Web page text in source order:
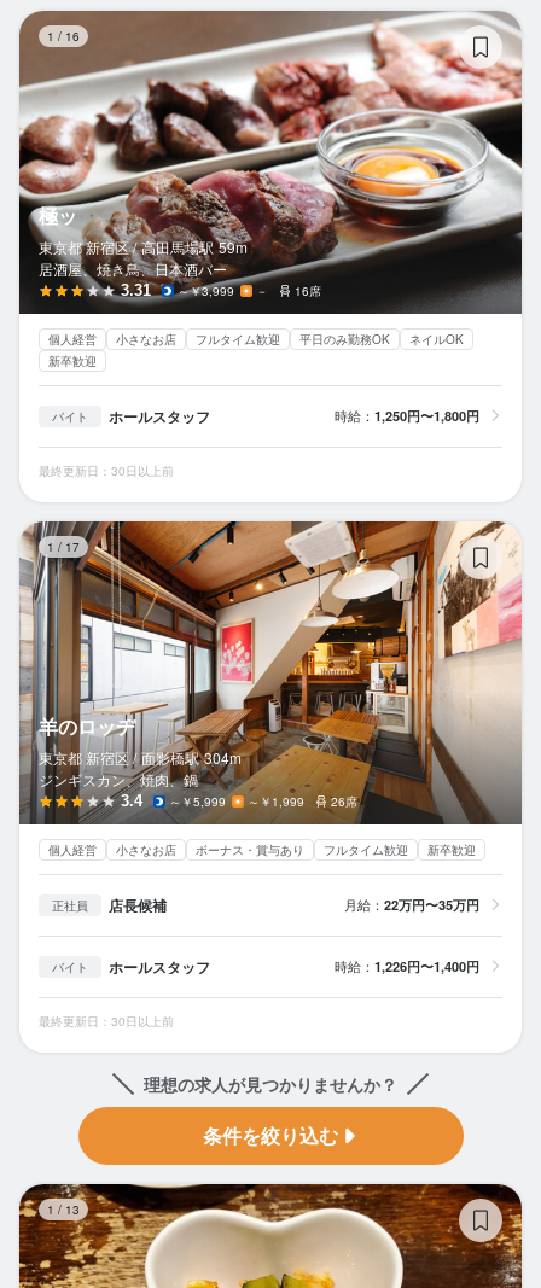
1 / 16
極ッ
東京都 新宿区 / 高田馬場駅 59m
居酒屋、焼き鳥、日本酒バー
3.31 ～￥3,999 － 16席
個人経営 小さなお店 フルタイム歓迎 平日のみ勤務OK
ネイルOK
新卒歓迎
バイト ホールスタッフ 時給： 1,250円〜1,800円
最終更新日：30日以上前
1 / 17
羊のロッヂ
東京都 新宿区 / 面影橋駅 304m
ジンギスカン、焼肉、鍋
3.4 ～￥5,999 ～￥1,999 26席
個人経営 小さなお店 ボーナス・賞与あり フルタイム歓迎 新卒歓迎
正社員 店長候補 月給： 22万円〜35万円
バイト ホールスタッフ 時給： 1,226円〜1,400円
最終更新日：30日以上前
理想の求人が見つかりませんか？
条件を絞り込む
1 / 13